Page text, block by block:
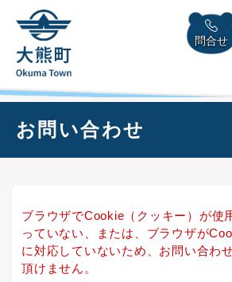
頭
メニューを飛ばして本
問合せ
お問い合わせ
ブラウザでCookie（クッキー）が使
っていない、または、ブラウザが
に対応していないため、お問い合わ
頂けません。